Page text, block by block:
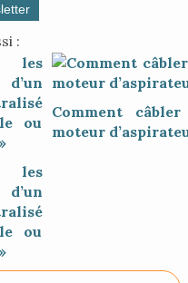
:
les
ou
Comment
moteur